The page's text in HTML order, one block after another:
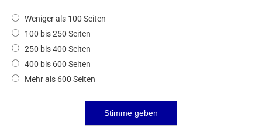
Weniger als 100 Seiten
100 bis 250 Seiten
250 bis 400 Seiten
400 bis 600 Seiten
Mehr als 600 Seiten